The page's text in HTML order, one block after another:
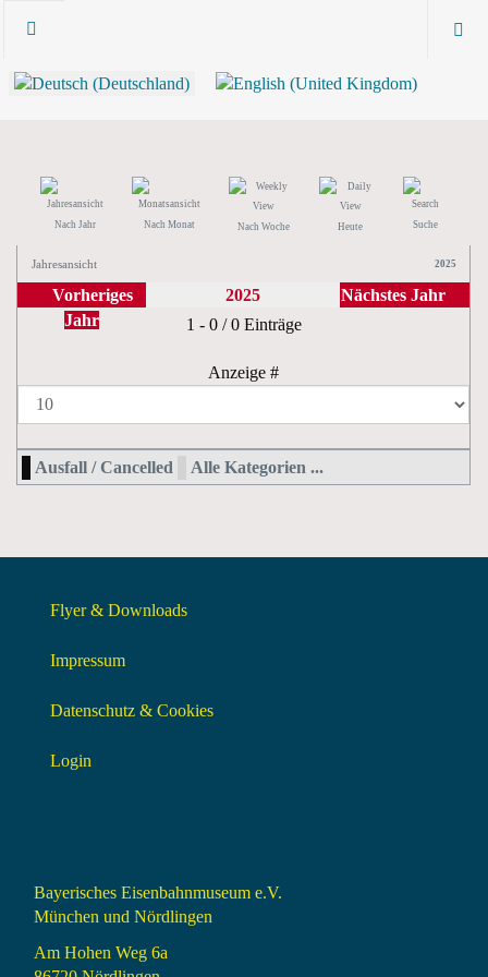
Nach Jahr Nach Monat Nach Woche Heute Suche
Jahresansicht 2025
Vorheriges
Jahr
2025
Nächstes Jahr
Limite der Paginierungsliste
1 - 0 / 0 Einträge
Anzeige #
Ausfall / Cancelled Alle Kategorien ...
Flyer & Downloads
Impressum
Datenschutz & Cookies
Login
Bayerisches Eisenbahnmuseum e.V.
München und Nördlingen
Am Hohen Weg 6a